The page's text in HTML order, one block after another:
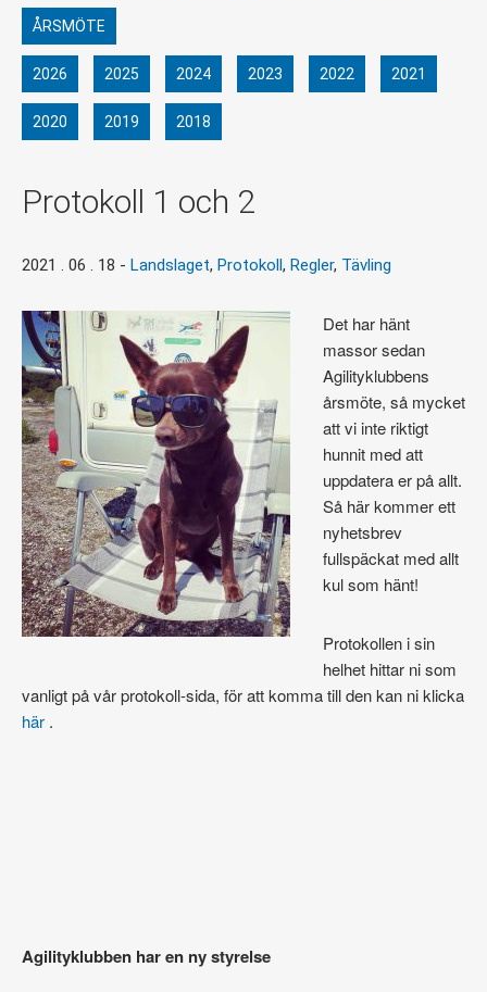
ÅRSMÖTE
2026 2025 2024 2023 2022 2021
2020 2019 2018
Protokoll 1 och 2
2021 . 06 . 18 - Landslaget, Protokoll , Regler, Tävling
Det har hänt
massor sedan
Agilityklubbens
årsmöte, så mycket
att vi inte riktigt
hunnit med att
uppdatera er på allt.
Så här kommer ett
nyhetsbrev
fullspäckat med allt
kul som hänt!
Protokollen i sin
helhet hittar ni som
vanligt på vår protokoll-sida, för att komma till den kan ni klicka
här .
Agilityklubben har en ny styrelse